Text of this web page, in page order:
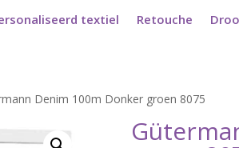
textiel Retouche
Denim 100m Donker groen 8075